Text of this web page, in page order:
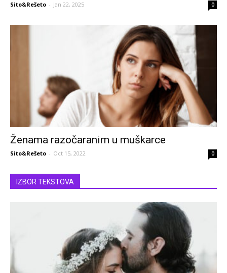
Sito&Rešeto - Jan 22, 2025 0
Ženama razočaranim u muškarce
Sito&Rešeto - Oct 15, 2022 0
IZBOR TEKSTOVA